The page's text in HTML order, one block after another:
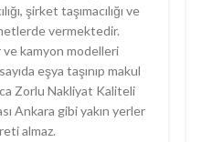
şirket taşımacılığı ve
vermektedir.
kamyon modelleri
eşya taşınıp makul
Zorlu Nakliyat Kaliteli
Ankara gibi yakın yerler
almaz.